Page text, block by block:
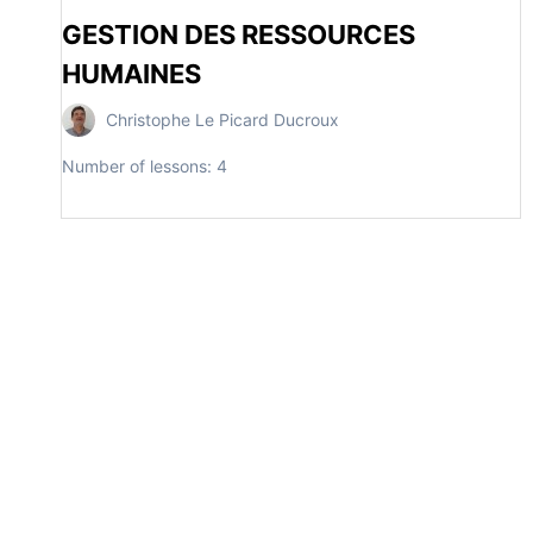
GESTION DES RESSOURCES
HUMAINES
Christophe Le Picard Ducroux
Number of lessons: 4